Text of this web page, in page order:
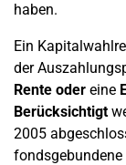
haben.
Ein
der
Rente oder eine
Berücksichtigt
2005
fondsgebundene